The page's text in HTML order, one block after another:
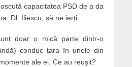
capacitatea PSD de a da
Dl. Iliescu, să ne ierți.
doar o mică parte dintr-o
conduc țara în unele din
ale ei. Ce au reușit?